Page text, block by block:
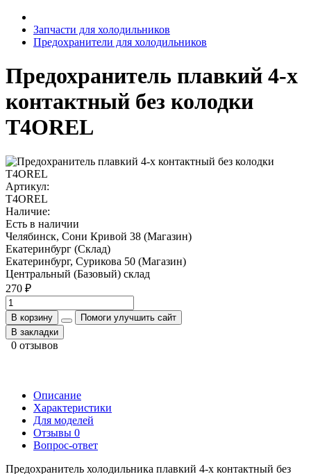
Запчасти для холодильников
Предохранители для холодильников
Предохранитель плавкий 4-х
контактный без колодки
T4OREL
Артикул:
T4OREL
Наличие:
Есть в наличии
Челябинск, Сони Кривой 38 (Магазин)
Екатеринбург (Склад)
Екатеринбург, Сурикова 50 (Магазин)
Центральный (Базовый) склад
270 ₽
В корзину
Помоги улучшить сайт
В закладки
0 отзывов
Описание
Характеристики
Для моделей
Отзывы 0
Вопрос-ответ
Предохранитель холодильника плавкий 4-х контактный без